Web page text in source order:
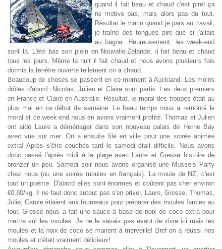
quand il fait beau et chaud c'est pire! ça
ne motive pas, mais alors pas du tout.
Résultat le matin quand je pars au travail,
je traîne des tongues pire que si j'allais
au bagne. Heureusement, les week-end
sont là. L'été bas son plein en Nouvelle-Zélande, il fait beau et chaud
tous les jours. Même la nuit il fait chaud et nous avons plusieurs fois
dormis la fenêtre ouverte tellement on a chaud.
Beaucoup de choses se passent en ce moment à Auckland. Les moins
drôles d'abord: Nicolas, Julien et Claire sont partis. Les deux premiers
en France et Claire en Australie. Résultat, le moral des troupes était au
plus mal en ce début de semaine. Le beau temps nous a remonté le
moral et ce week-end nous en avons vraiment profité. Thomas et Julien
ont aidé Laure a déménager dans son nouveau palais de Herne Bay
avec vue sur mer. On a ensuite filé en ville pour une soirée animée
extra! Après s'être couchés tard le samedi était difficile. Nous avons
donc passé l'après midi à la plage avec Laure et Gresse histoire de
bronzer un peu. Samedi soir nous avons organisé une Mussels Party
chez nous (ou une soirée moules en français). La moule de NZ, c'est
tout un poème. D'abord elles sont énormes et coûtent pas cher environ
€0,80/kg. Il ne faut donc sutout pas s'en priver. Laure, Gresse, Thomas,
Julie, Carole étiaient aux fourneaux pour préparer des moules farcies au
four. Gresse nous a fait une sauce à base de noix de coco extra pour
mettre sur les moules. Je ne le savais pas avant de vivre ici mais les
moules et la noix de coco se marient à merveille! Bref on a réussi nos
moules et c'était vraiment délicieux!